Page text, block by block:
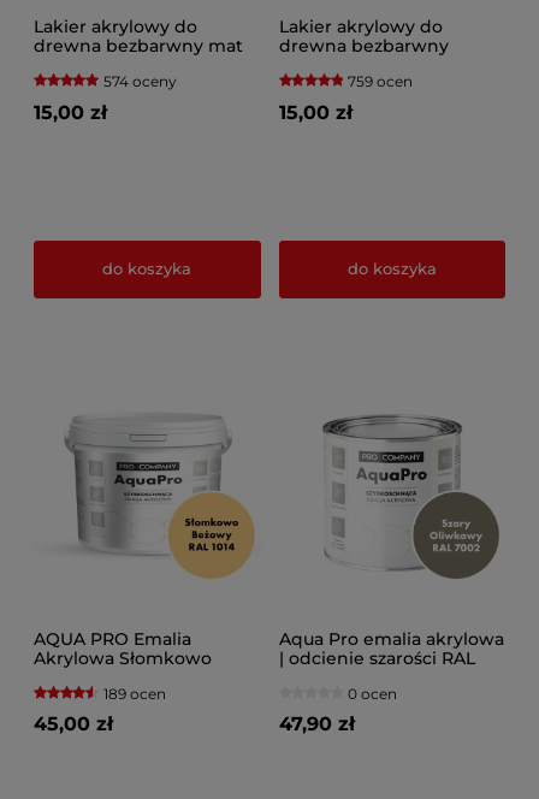
Lakier akrylowy do
drewna bezbarwny mat
574 oceny
15,00 zł
do koszyka
Lakier akrylowy do
drewna bezbarwny
759 ocen
15,00 zł
do koszyka
AQUA PRO Emalia
Akrylowa Słomkowo
189 ocen
45,00 zł
Aqua Pro emalia akrylowa
| odcienie szarości RAL
0 ocen
47,90 zł